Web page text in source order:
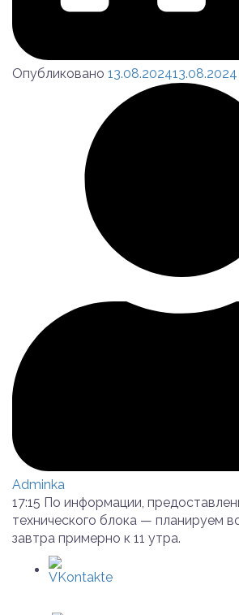
Опубликовано 13.08.202413.08.2024
Adminka
17:15 По информации,
технического блока — планируем
завтра примерно к 11 утра.